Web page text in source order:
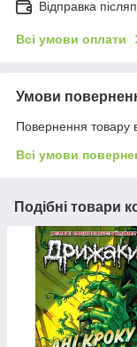
Відправка
Всі умови оплати
Умови
Повернення товару
Всі умови
Подібні товари